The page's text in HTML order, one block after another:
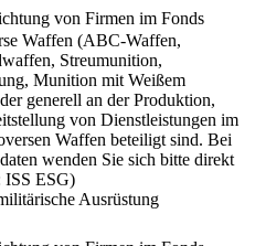
von Firmen im Fonds
Waffen (ABC-Waffen,
Streumunition,
Munition mit Weißem
generell an der Produktion,
von Dienstleistungen im
Waffen beteiligt sind. Bei
wenden Sie sich bitte direkt
ISS ESG)
Ausrüstung